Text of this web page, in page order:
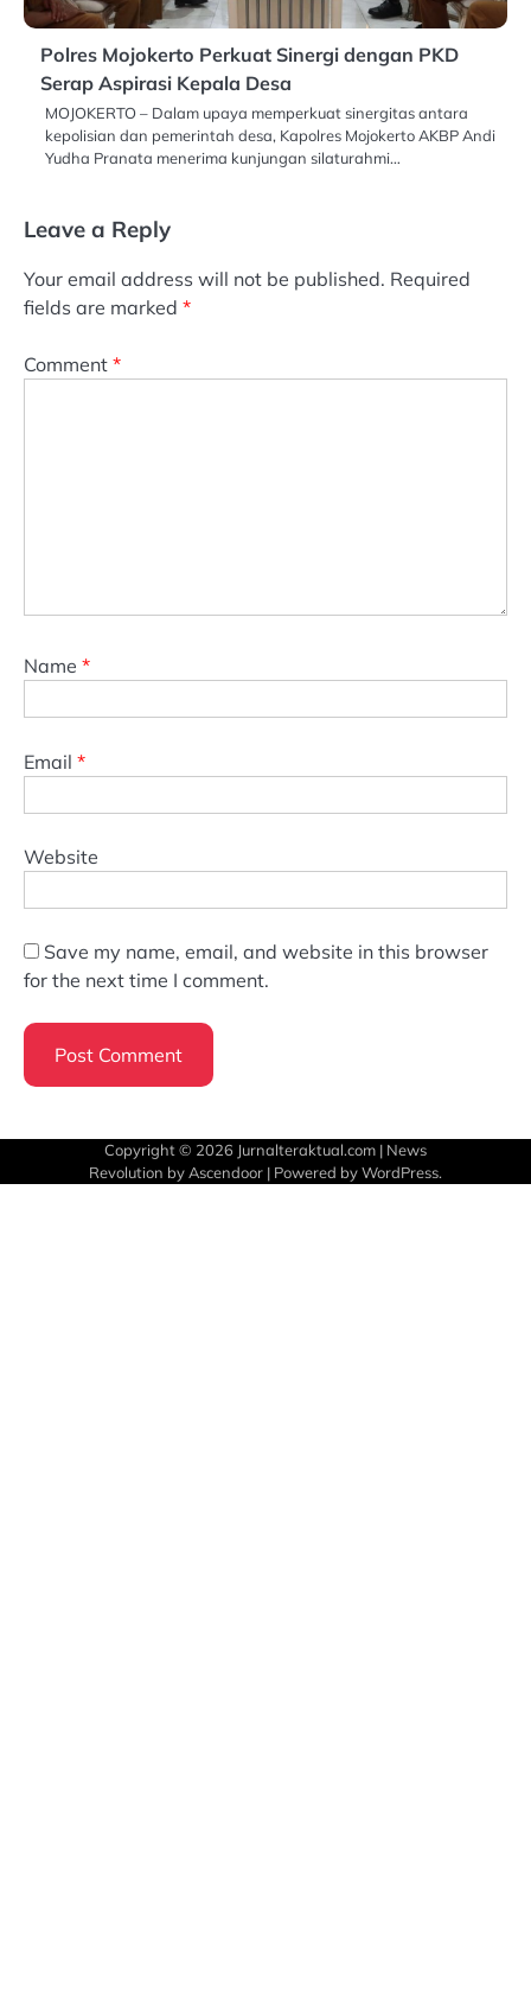
Polres Mojokerto Perkuat Sinergi dengan PKD
Serap Aspirasi Kepala Desa
MOJOKERTO – Dalam upaya memperkuat sinergitas antara
kepolisian dan pemerintah desa, Kapolres Mojokerto AKBP Andi
Yudha Pranata menerima kunjungan silaturahmi…
Leave a Reply
Your email address will not be published. Required
fields are marked *
Comment *
Name *
Email *
Website
Save my name, email, and website in this browser
for the next time I comment.
Copyright © 2026 Jurnalteraktual.com | News
Revolution by Ascendoor | Powered byWordPress.